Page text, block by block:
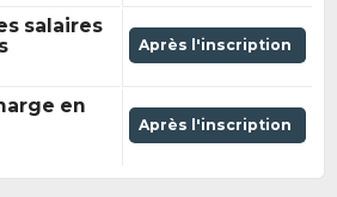
salaires
Après l'inscription
en
Après l'inscription